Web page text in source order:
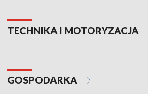
TECHNIKA I MOTORYZACJA
GOSPODARKA